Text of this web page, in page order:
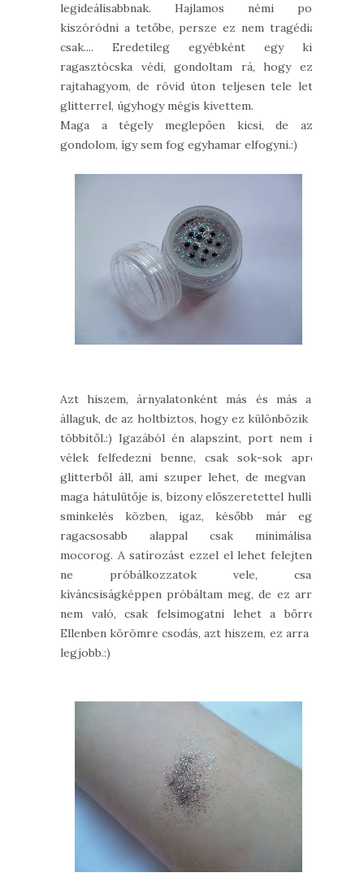
legideálisabbnak. Hajlamos némi por
kiszóródni a tetőbe, persze ez nem tragédia,
csak.... Eredetileg egyébként egy kis
ragasztócska védi, gondoltam rá, hogy ezt
rajtahagyom, de rövid úton teljesen tele lett
glitterrel, úgyhogy mégis kivettem.
Maga a tégely meglepően kicsi, de azt
gondolom, így sem fog egyhamar elfogyni.:)
Azt hiszem, árnyalatonként más és más az
állaguk, de az holtbiztos, hogy ez különbözik a
többitől.:) Igazából én alapszínt, port nem is
vélek felfedezni benne, csak sok-sok apró
glitterből áll, ami szuper lehet, de megvan a
maga hátulütője is, bizony előszeretettel hullik
sminkelés közben, igaz, később már egy
ragacsosabb alappal csak minimálisan
mocorog. A satírozást ezzel el lehet felejteni,
ne próbálkozzatok vele, csak
kíváncsiságképpen próbáltam meg, de ez arra
nem való, csak felsimogatni lehet a bőrre.
Ellenben körömre csodás, azt hiszem, ez arra a
legjobb.:)